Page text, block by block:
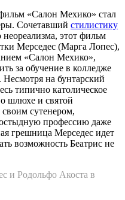
«Салон Мехико» стал
Сочетавший стилистику
этот фильм
Мерседес (Марга Лопес),
«Салон Мехико»,
за обучение в колледже
на бунтарский
типично католическое
шлюхе и святой
сутенером,
профессию даже
грешница Мерседес идет
возможность Беатрис не
и Родольфо Акоста в